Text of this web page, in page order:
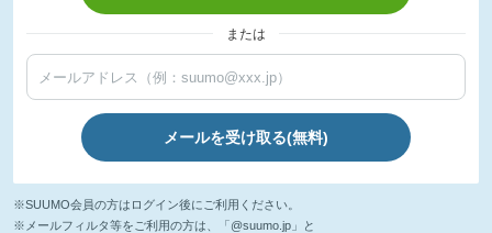
または
メールを受け取る(無料)
※SUUMO会員の方はログイン後にご利用ください。
※メールフィルタ等をご利用の方は、「@suumo.jp」と